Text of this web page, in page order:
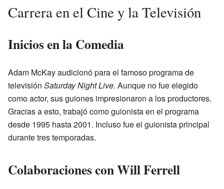
Carrera en el Cine y la Televisión
Inicios en la Comedia
Adam McKay audicionó para el famoso programa de
televisión Saturday Night Live. Aunque no fue elegido
como actor, sus guiones impresionaron a los productores.
Gracias a esto, trabajó como guionista en el programa
desde 1995 hasta 2001. Incluso fue el guionista principal
durante tres temporadas.
Colaboraciones con Will Ferrell